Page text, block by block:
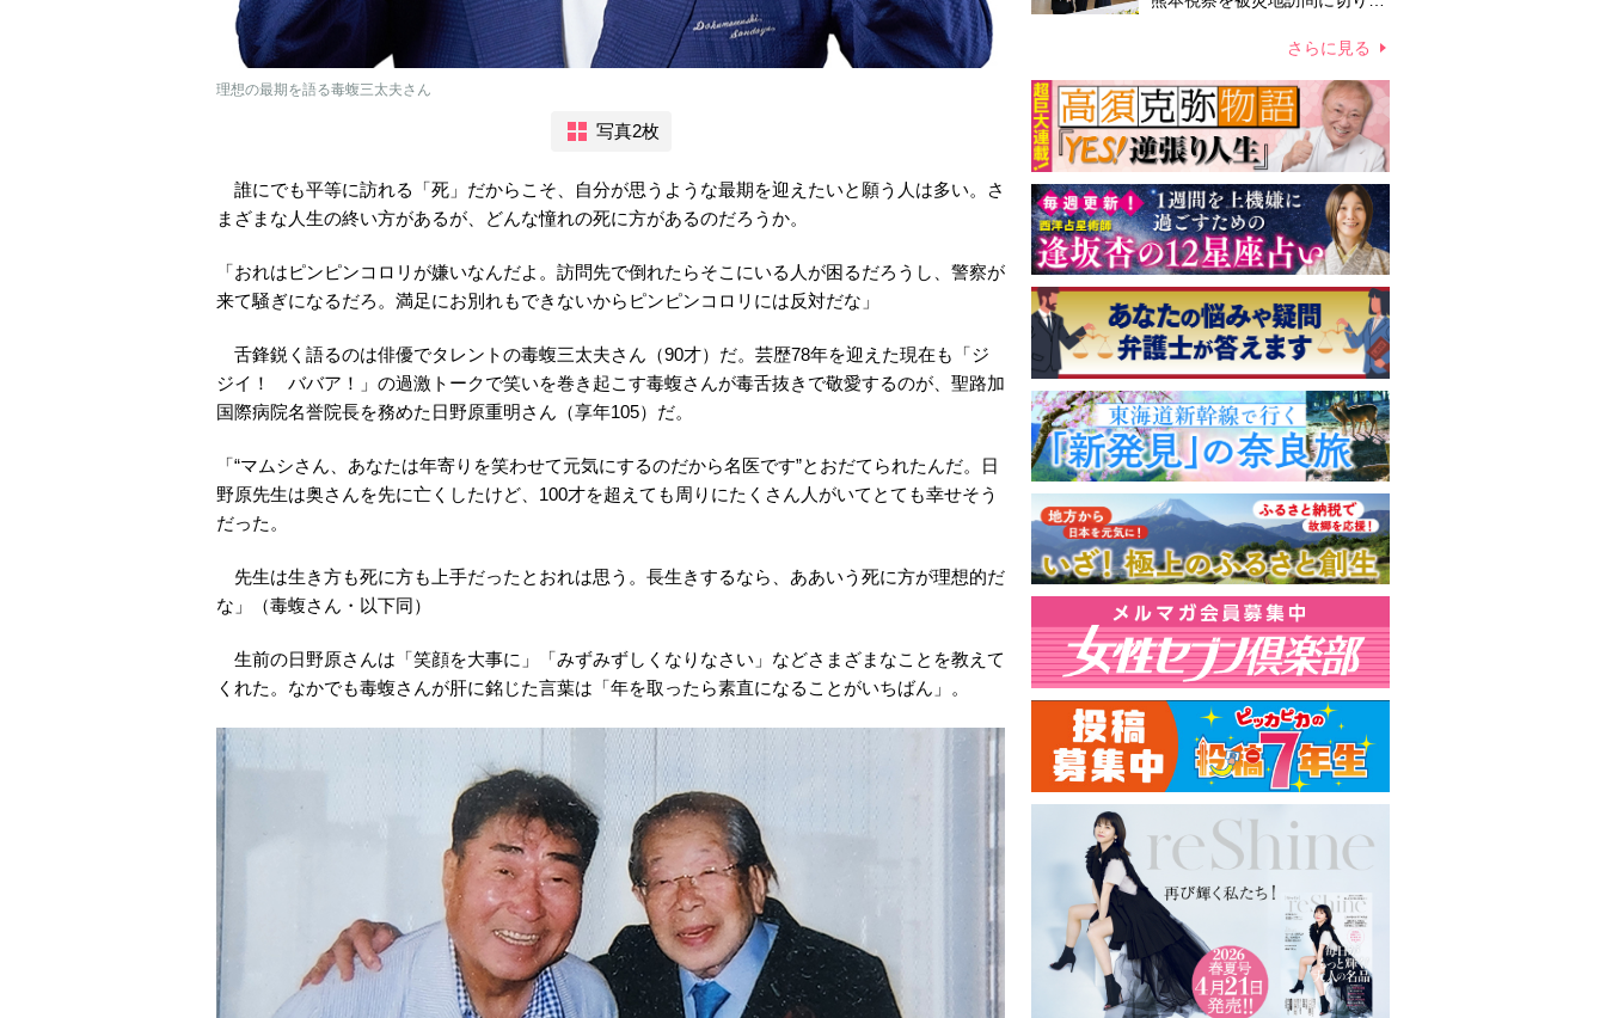
理想の最期を語る毒蝮三太夫さん
写真2枚
誰にでも平等に訪れる「死」だからこそ、自分が思うような最期を迎えたいと願う人は多い。さ
まざまな人生の終い方があるが、どんな憧れの死に方があるのだろうか。
「おれはピンピンコロリが嫌いなんだよ。訪問先で倒れたらそこにいる人が困るだろうし、警察が
来て騒ぎになるだろ。満足にお別れもできないからピンピンコロリには反対だな」
舌鋒鋭く語るのは俳優でタレントの毒蝮三太夫さん（90才）だ。芸歴78年を迎えた現在も「ジ
ジイ！ ババア！」の過激トークで笑いを巻き起こす毒蝮さんが毒舌抜きで敬愛するのが、聖路加
国際病院名誉院長を務めた日野原重明さん（享年105）だ。
「“マムシさん、あなたは年寄りを笑わせて元気にするのだから名医です”とおだてられたんだ。日
野原先生は奥さんを先に亡くしたけど、100才を超えても周りにたくさん人がいてとても幸せそう
だった。
先生は生き方も死に方も上手だったとおれは思う。長生きするなら、ああいう死に方が理想的だ
な」（毒蝮さん・以下同）
生前の日野原さんは「笑顔を大事に」「みずみずしくなりなさい」などさまざまなことを教えて
くれた。なかでも毒蝮さんが肝に銘じた言葉は「年を取ったら素直になることがいちばん」。
夫妻から受け継ぐ“国民への寄
さらに見る